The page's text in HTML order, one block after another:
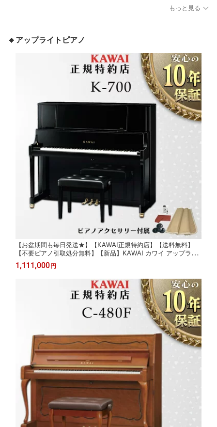
もっと見る
🔸アップライトピアノ
【お盆期間も毎日発送★】【KAWAI正規特約店】【送料無料】
【不要ピアノ引取処分無料】【新品】KAWAI カワイ アップライ
トピアノ K-700
1,111,000 円